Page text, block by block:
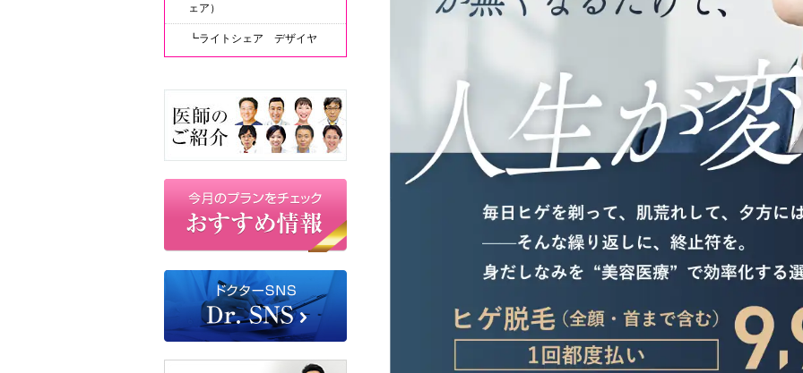
ェア）
┗ライトシェア デザイヤ